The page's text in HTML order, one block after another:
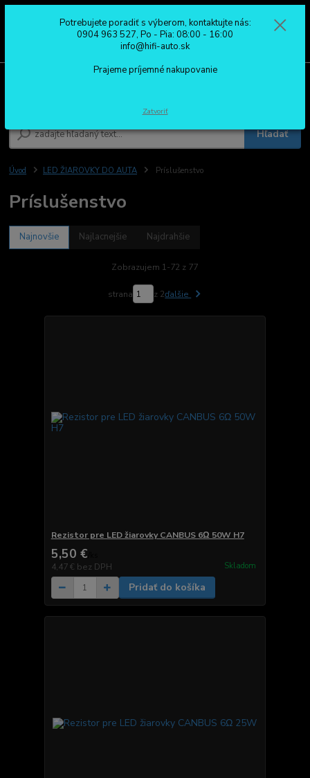
Hľadať
0904 963 527
Po - Pia: 08:00 - 16:00
Úvod LED ŽIAROVKY DO AUTA Príslušenstvo
Príslušenstvo
Najnovšie Najlacnejšie Najdrahšie
Zobrazujem 1-72 z 77
strana z 2ďalšie
Rezistor pre LED žiarovky CANBUS 6Ω 50W H7
5,50 €
4,47 € bez DPH Skladom
Pridať do košíka
Potrebujete poradiť s výberom, kontaktujte nás:
0904 963 527, Po - Pia: 08:00 - 16:00
info@hifi-auto.sk
Prajeme príjemné nakupovanie
Zatvoriť